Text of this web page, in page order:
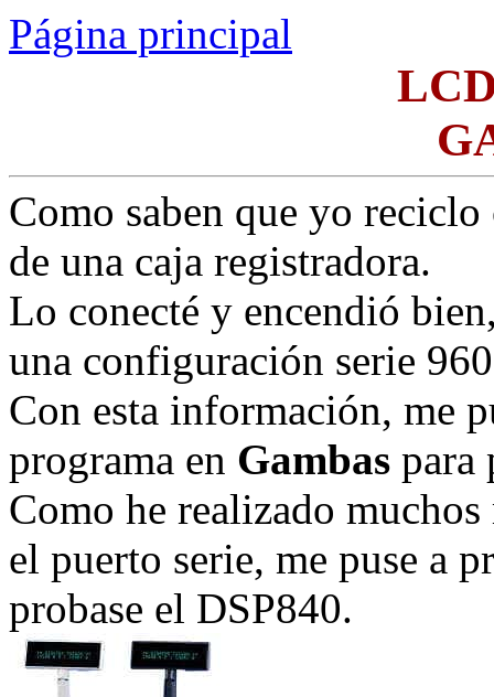
Página principal
Como saben que yo
de una caja registradora.
Lo conecté y encendió
una configuración serie
Con esta información, me
programa en Gambas para
Como he realizado
el puerto serie, me puse a
probase el DSP840.